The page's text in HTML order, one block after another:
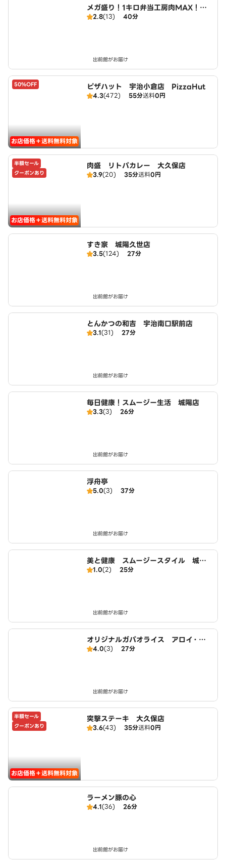
メガ盛り！1キロ弁当工房肉MAX！大
盛りからあげお弁当 宇治小倉店
2.8(13) 40分
出前館がお届け
50%OFF
お店価格＋送料無料対象
ピザハット 宇治小倉店 PizzaHut
4.3(472) 55分送料0円
半額セール
クーポンあり
お店価格＋送料無料対象
肉盛 リトパカレー 大久保店
3.9(20) 35分送料0円
すき家 城陽久世店
3.5(124) 27分
出前館がお届け
とんかつの和吉 宇治南口駅前店
3.1(31) 27分
出前館がお届け
毎日健康！スムージー生活 城陽店
3.3(3) 26分
出前館がお届け
浮舟亭
5.0(3) 37分
出前館がお届け
美と健康 スムージースタイル 城陽
店1.0(2) 25分
出前館がお届け
オリジナルガパオライス アロイ・ガ
パオ 城陽店
4.0(3) 27分
出前館がお届け
半額セール
クーポンあり
お店価格＋送料無料対象
突撃ステーキ 大久保店
3.6(43) 35分送料0円
ラーメン豚の心
4.1(36) 26分
出前館がお届け